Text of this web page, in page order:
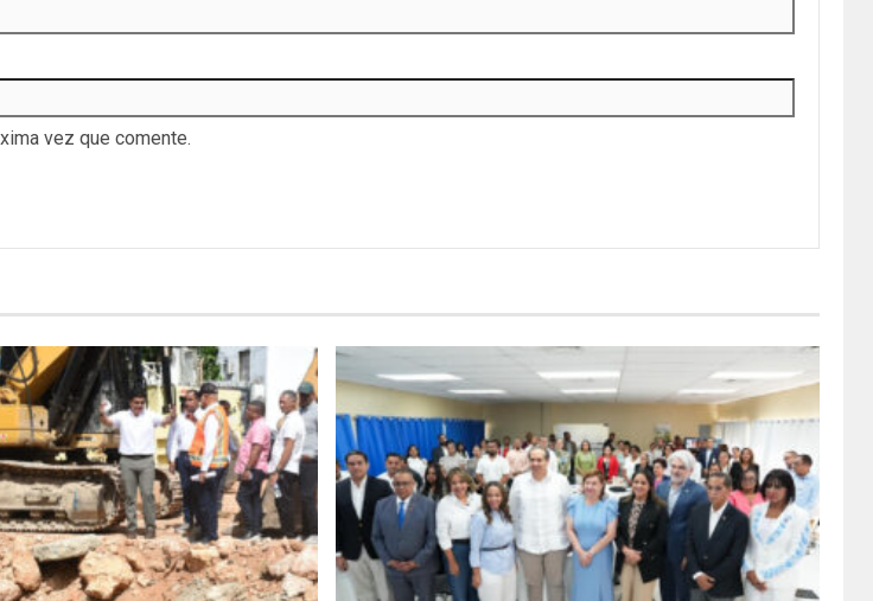
vez que comente.